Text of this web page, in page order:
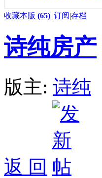
收藏本版 (65) |订阅|存档
诗纯房产
版主: 诗纯
返 回